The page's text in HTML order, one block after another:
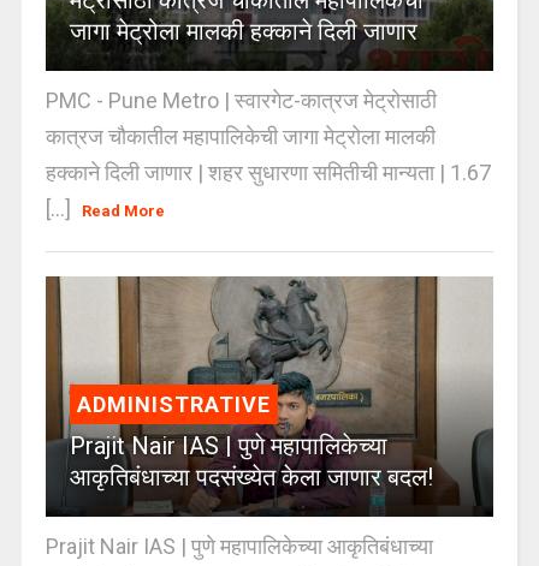
जागा मेट्रोला मालकी हक्काने दिली जाणार
PMC - Pune Metro | स्वारगेट-कात्रज मेट्रोसाठी
कात्रज चौकातील महापालिकेची जागा मेट्रोला मालकी
हक्काने दिली जाणार | शहर सुधारणा समितीची मान्यता | 1.67
[...]
Read More
ADMINISTRATIVE
Prajit Nair IAS | पुणे महापालिकेच्या
आकृतिबंधाच्या पदसंख्येत केला जाणार बदल!
Prajit Nair IAS | पुणे महापालिकेच्या आकृतिबंधाच्या